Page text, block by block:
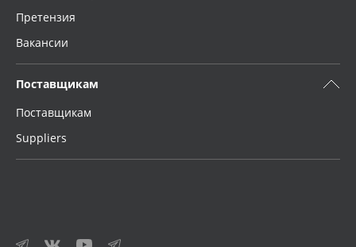
Претензия
Вакансии
Поставщикам
Поставщикам
Suppliers